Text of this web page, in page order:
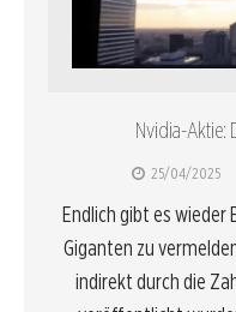
Nvidia-Aktie:
25/04/2025
Endlich gibt es wieder
Giganten zu
indirekt durch die